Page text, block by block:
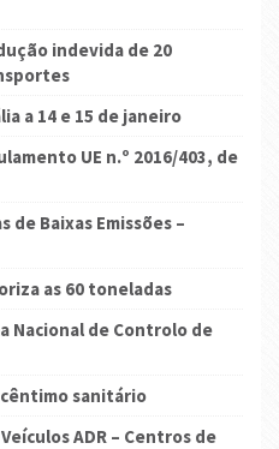
indevida de 20
a 14 e 15 de janeiro
UE n.º 2016/403, de
de Baixas Emissões –
as 60 toneladas
Nacional de Controlo de
sanitário
ADR – Centros de